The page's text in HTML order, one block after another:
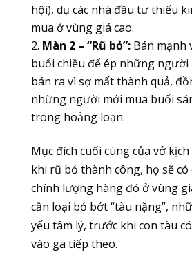
hội), dụ các nhà đầu tư thiếu
mua ở vùng giá cao.
Màn 2 – “Rũ bỏ”:Bán mạnh
buổi chiều để ép những người
bán ra vì sợ mất thành quả,
những người mới mua buổi
trong hoảng loạn.
Mục đích cuối cùng của vở kịch
khi rũ bỏ thành công, họ sẽ có
chính lượng hàng đó ở vùng
cần loại bỏ bớt “tàu nặng”,
yếu tâm lý, trước khi con tàu
vào ga tiếp theo.